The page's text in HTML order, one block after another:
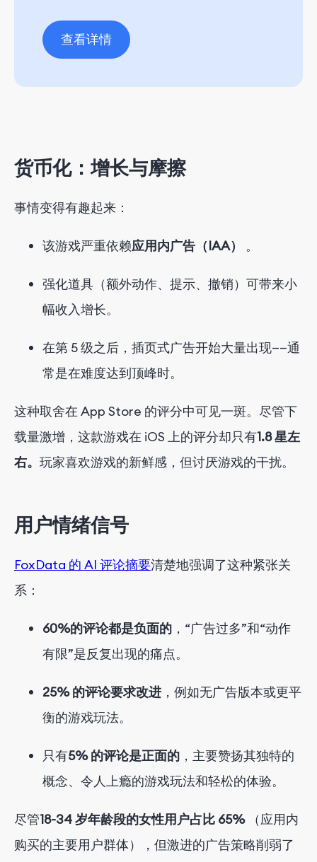
查看详情
货币化：增长与摩擦
事情变得有趣起来：
该游戏严重依赖应用内广告（IAA） 。
强化道具（额外动作、提示、撤销）可带来小
幅收入增长。
在第 5 级之后，插页式广告开始大量出现——通
常是在难度达到顶峰时。
这种取舍在 App Store 的评分中可见一斑。尽管下
载量激增，这款游戏在 iOS 上的评分却只有1.8 星左
右。 玩家喜欢游戏的新鲜感，但讨厌游戏的干扰。
用户情绪信号
FoxData 的 AI 评论摘要清楚地强调了这种紧张关
系：
60%的评论都是负面的 ，“广告过多”和“动作
有限”是反复出现的痛点。
25% 的评论要求改进 ，例如无广告版本或更平
衡的游戏玩法。
只有5% 的评论是正面的 ，主要赞扬其独特的
概念、令人上瘾的游戏玩法和轻松的体验。
尽管18-34 岁年龄段的女性用户占比 65%
（应用内
购买的主要用户群体），但激进的广告策略削弱了